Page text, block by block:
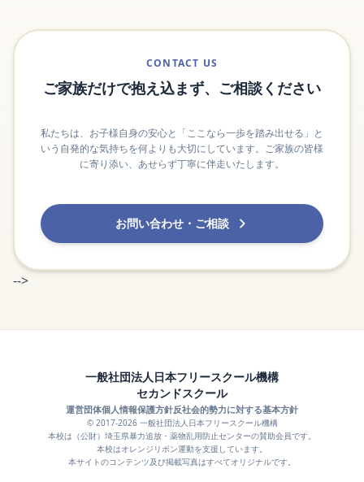
CONTACT US
ご家族だけで抱え込まず、ご相談ください
私たちは、お子様自身の安心と「ここなら一歩を踏み出せる」と
いう自発的な気持ちを何よりも大切にしています。ご家族の皆様
に寄り添い、あせらず丁寧に伴走いたします。
お問い合わせ・ご相談
-->
一般社団法人日本フリースクール機構
セカンドスクール
運営団体個人情報保護方針反社会的勢力に対する基本方針
© 2017-2026 一般社団法人日本フリースクール機構
本校は（公財）埼玉県暴力追放・薬物乱用防止センターの賛助会員です。
本校はオレンジリボン運動を支援しています。
本サイトのコンテンツ及び掲載写真はすべてオリジナルです。